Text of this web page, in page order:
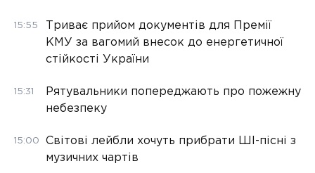
15:55
Триває прийом документів для Премії
КМУ за вагомий внесок до енергетичної
стійкості України
15:31
Рятувальники попереджають про пожежну
небезпеку
15:00
Світові лейбли хочуть прибрати ШІ-пісні з
музичних чартів